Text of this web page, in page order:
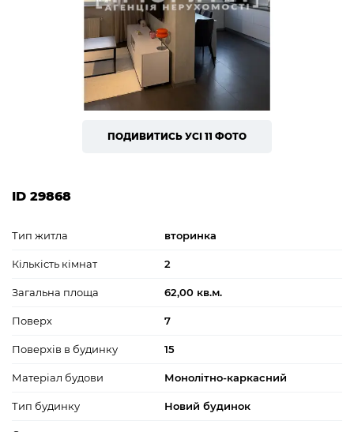
ПОДИВИТИСЬ УСІ 11 ФОТО
ID 29868
Тип житла вторинка
Кількість кімнат 2
Загальна площа 62,00 кв.м.
Поверх 7
Поверхів в будинку 15
Матеріал будови Монолітно-каркасний
Тип будинку Новий будинок